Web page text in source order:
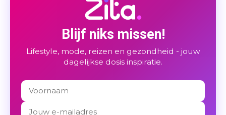
Blijf niks missen!
Lifestyle, mode, reizen en gezondheid - jouw
dagelijkse dosis inspiratie.